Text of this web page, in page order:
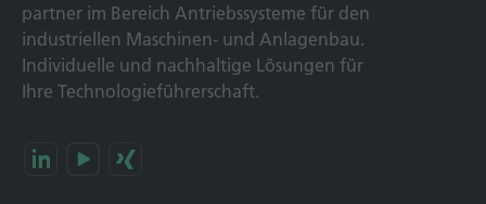
partner im Bereich Antriebs­systeme für den
industriellen Maschinen- und Anlagen­bau.
Individuelle und nach­haltige Lösungen für
Ihre Technologie­führerschaft.